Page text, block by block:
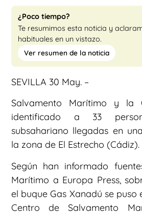
¿Poco tiempo?
Te resumimos esta noticia y
habituales en un vistazo.
Ver resumen de la noticia
SEVILLA 30 May. –
Salvamento Marítimo y la
identificado a 33
subsahariano llegadas en
la zona de El Estrecho (Cádiz).
Según han informado
Marítimo a Europa Press,
el buque Gas Xanadú se puso
Centro de Salvamento